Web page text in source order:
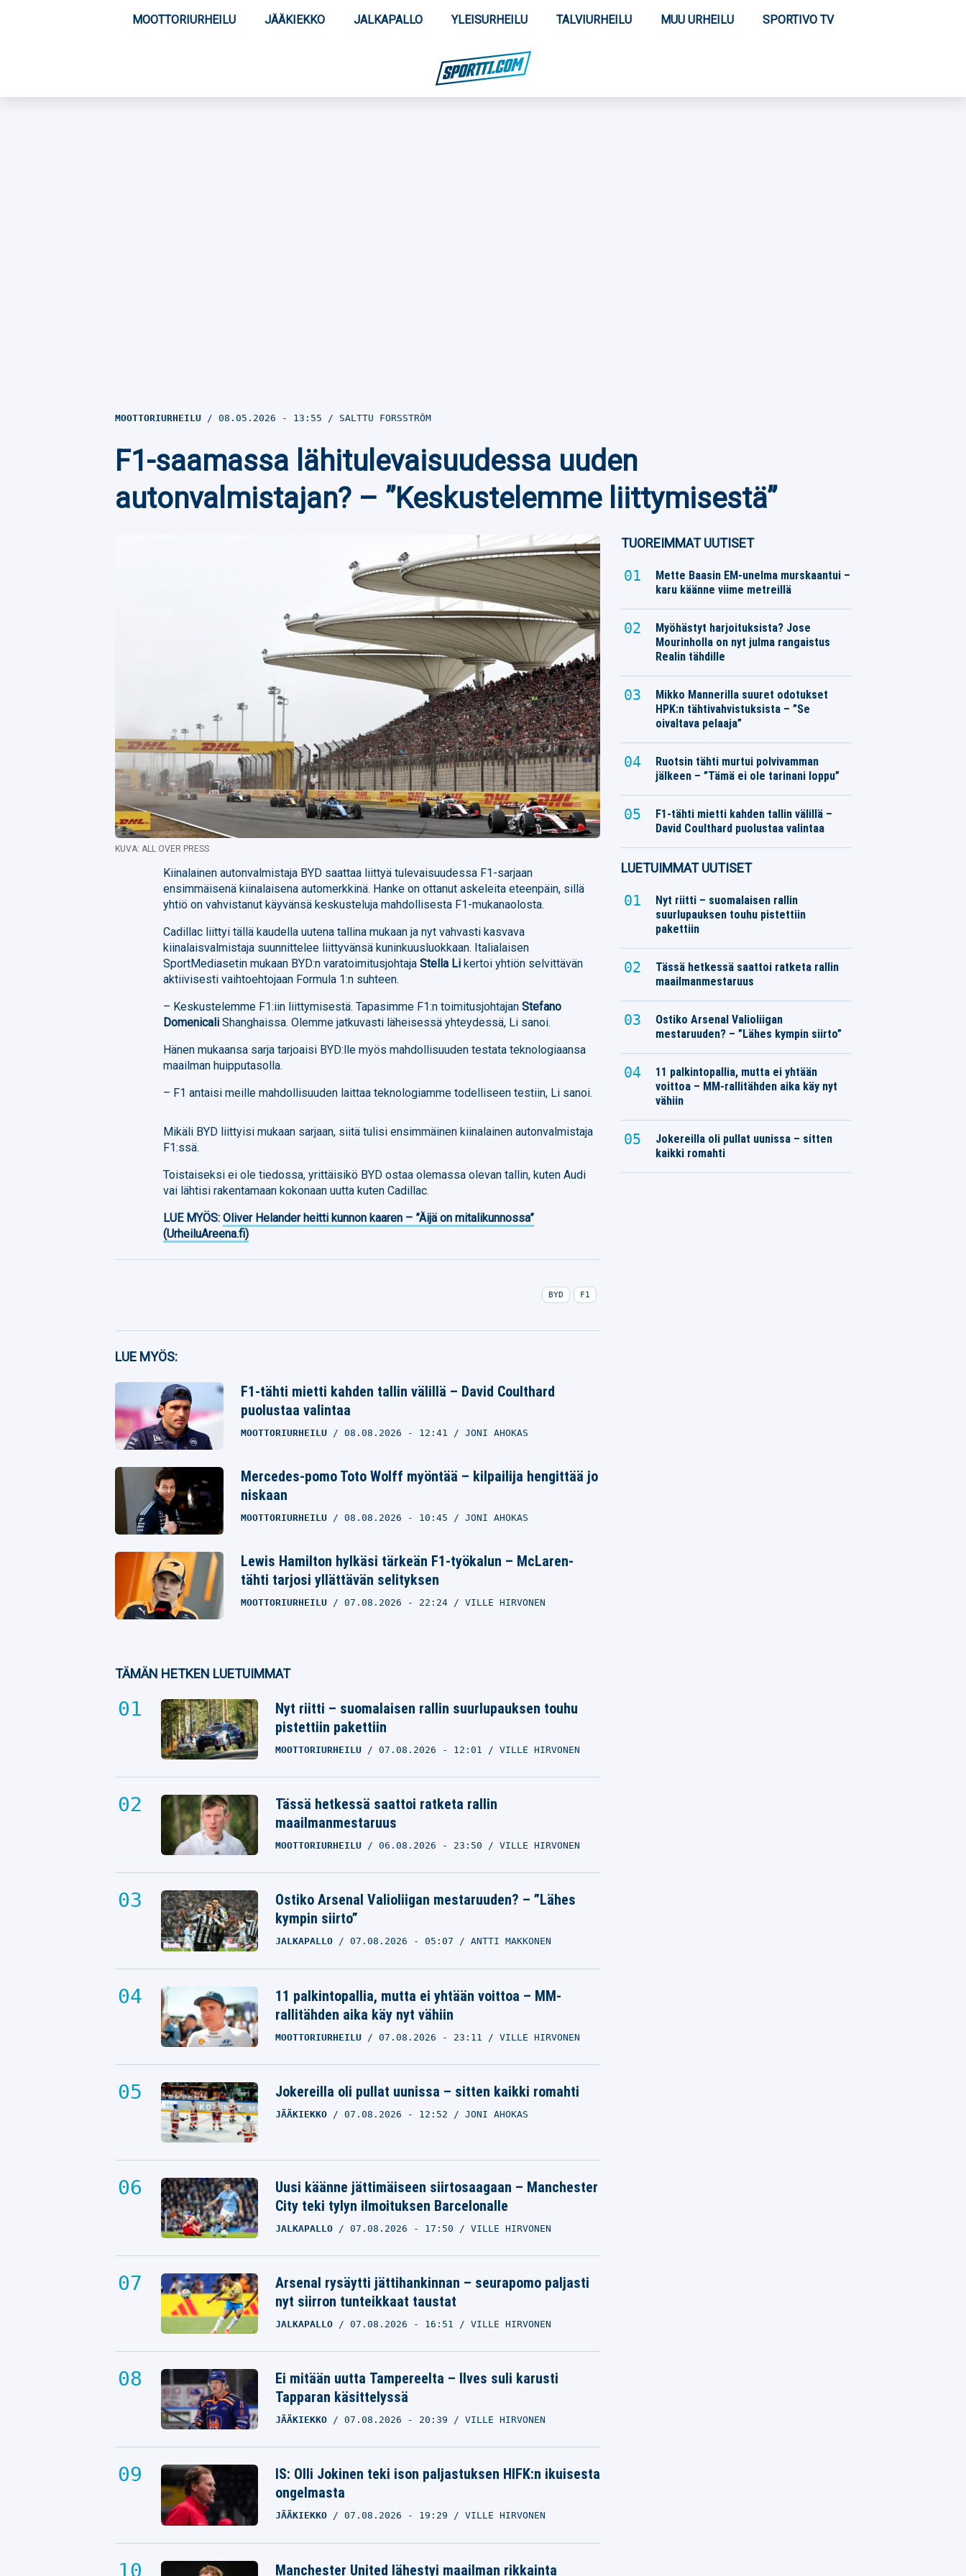
MOOTTORIURHEILU JÄÄKIEKKO JALKAPALLO YLEISURHEILU TALVIURHEILU MUU URHEILU SPORTIVO TV
MOOTTORIURHEILU 08.05.2026 - 13:55 SALTTU FORSSTRÖM
F1-saamassa lähitulevaisuudessa uuden
autonvalmistajan? – ”Keskustelemme liittymisestä”
KUVA: ALL OVER PRESS
Kiinalainen autonvalmistaja BYD saattaa liittyä tulevaisuudessa F1-sarjaan
ensimmäisenä kiinalaisena automerkkinä. Hanke on ottanut askeleita eteenpäin, sillä
yhtiö on vahvistanut käyvänsä keskusteluja mahdollisesta F1-mukanaolosta.
Cadillac liittyi tällä kaudella uutena tallina mukaan ja nyt vahvasti kasvava
kiinalaisvalmistaja suunnittelee liittyvänsä kuninkuusluokkaan. Italialaisen
SportMediasetin mukaan BYD:n varatoimitusjohtajaStella Li kertoi yhtiön selvittävän
aktiivisesti vaihtoehtojaan Formula 1:n suhteen.
– Keskustelemme F1:iin liittymisestä. Tapasimme F1:n toimitusjohtajanStefano
Domenicali Shanghaissa. Olemme jatkuvasti läheisessä yhteydessä, Li sanoi.
Hänen mukaansa sarja tarjoaisi BYD:lle myös mahdollisuuden testata teknologiaansa
maailman huipputasolla.
– F1 antaisi meille mahdollisuuden laittaa teknologiamme todelliseen testiin, Li sanoi.
Mikäli BYD liittyisi mukaan sarjaan, siitä tulisi ensimmäinen kiinalainen autonvalmistaja
F1:ssä.
Toistaiseksi ei ole tiedossa, yrittäisikö BYD ostaa olemassa olevan tallin, kuten Audi
vai lähtisi rakentamaan kokonaan uutta kuten Cadillac.
LUE MYÖS:Oliver Helander heitti kunnon kaaren – ”Äijä on mitalikunnossa”
(UrheiluAreena.fi)
Facebook
Twitter
Whatsapp
BYD F1
LUE MYÖS:
F1-tähti mietti kahden tallin välillä – David Coulthard
puolustaa valintaa
MOOTTORIURHEILU 08.08.2026 - 12:41 JONI AHOKAS
Mercedes-pomo Toto Wolff myöntää – kilpailija hengittää jo
niskaan
MOOTTORIURHEILU 08.08.2026 - 10:45 JONI AHOKAS
Lewis Hamilton hylkäsi tärkeän F1-työkalun – McLaren-
tähti tarjosi yllättävän selityksen
MOOTTORIURHEILU 07.08.2026 - 22:24 VILLE HIRVONEN
TÄMÄN HETKEN LUETUIMMAT
Nyt riitti – suomalaisen rallin suurlupauksen touhu
pistettiin pakettiin
MOOTTORIURHEILU 07.08.2026 - 12:01 VILLE HIRVONEN
Tässä hetkessä saattoi ratketa rallin
maailmanmestaruus
MOOTTORIURHEILU 06.08.2026 - 23:50 VILLE HIRVONEN
Ostiko Arsenal Valioliigan mestaruuden? – ”Lähes
kympin siirto”
JALKAPALLO 07.08.2026 - 05:07 ANTTI MAKKONEN
11 palkintopallia, mutta ei yhtään voittoa – MM-
rallitähden aika käy nyt vähiin
MOOTTORIURHEILU 07.08.2026 - 23:11 VILLE HIRVONEN
Jokereilla oli pullat uunissa – sitten kaikki romahti
JÄÄKIEKKO 07.08.2026 - 12:52 JONI AHOKAS
Uusi käänne jättimäiseen siirtosaagaan – Manchester
City teki tylyn ilmoituksen Barcelonalle
JALKAPALLO 07.08.2026 - 17:50 VILLE HIRVONEN
Arsenal rysäytti jättihankinnan – seurapomo paljasti
nyt siirron tunteikkaat taustat
JALKAPALLO 07.08.2026 - 16:51 VILLE HIRVONEN
Ei mitään uutta Tampereelta – Ilves suli karusti
Tapparan käsittelyssä
JÄÄKIEKKO 07.08.2026 - 20:39 VILLE HIRVONEN
IS: Olli Jokinen teki ison paljastuksen HIFK:n ikuisesta
ongelmasta
JÄÄKIEKKO 07.08.2026 - 19:29 VILLE HIRVONEN
Manchester United lähestyi maailman rikkainta
TUOREIMMAT UUTISET
Mette Baasin EM-unelma murskaantui –
karu käänne viime metreillä
Myöhästyt harjoituksista? Jose
Mourinholla on nyt julma rangaistus
Realin tähdille
Mikko Mannerilla suuret odotukset
HPK:n tähtivahvistuksista – ”Se
oivaltava pelaaja”
Ruotsin tähti murtui polvivamman
jälkeen – ”Tämä ei ole tarinani loppu”
F1-tähti mietti kahden tallin välillä –
David Coulthard puolustaa valintaa
LUETUIMMAT UUTISET
Nyt riitti – suomalaisen rallin
suurlupauksen touhu pistettiin
pakettiin
Tässä hetkessä saattoi ratketa rallin
maailmanmestaruus
Ostiko Arsenal Valioliigan
mestaruuden? – ”Lähes kympin siirto”
11 palkintopallia, mutta ei yhtään
voittoa – MM-rallitähden aika käy nyt
vähiin
Jokereilla oli pullat uunissa – sitten
kaikki romahti